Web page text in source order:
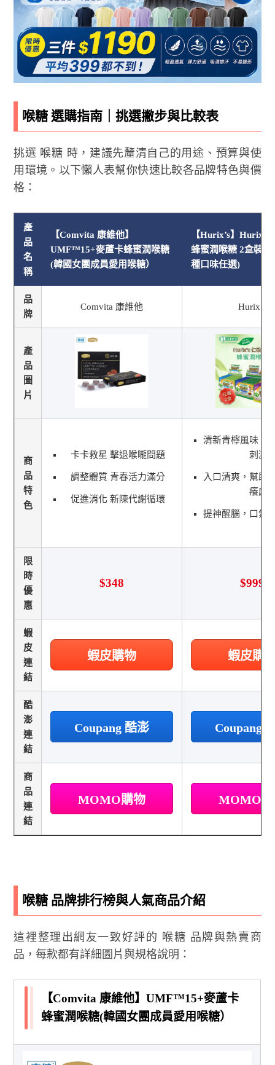
喉糖 選購指南｜挑選撇步與比較表
挑選 喉糖 時，建議先釐清自己的用途、預算與使
用環境。以下懶人表幫你快速比較各品牌特色與價
格：
產
品
名
稱
【Comvita 康維他】
UMF™15+麥蘆卡蜂蜜潤喉糖
(韓國女團成員愛用喉糖）
【Hurix’s】Hurixs
蜂蜜潤喉糖 2盒裝
種口味任選)
品
牌
Comvita 康維他 Hurix’s
產
品
圖
片
商
品
特
色
卡卡救星 擊退喉嚨問題
調整體質 青春活力滿分
促進消化 新陳代謝循環
清新青檸風味，
刺激
入口清爽，幫助
癢感
提神醒腦，口氣
限
時
優
惠
$348 $999
蝦
皮
連
結
蝦皮購物 蝦皮購
酷
澎
連
結
Coupang 酷澎 Coupang
商
品
連
結
MOMO購物 MOMO
喉糖 品牌排行榜與人氣商品介紹
這裡整理出網友一致好評的 喉糖 品牌與熱賣商
品，每款都有詳細圖片與規格說明：
【Comvita 康維他】UMF™15+麥蘆卡
蜂蜜潤喉糖(韓國女團成員愛用喉糖）